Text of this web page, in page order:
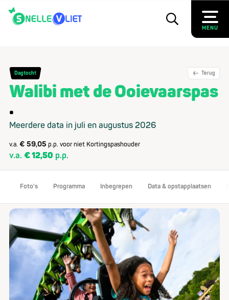
MENU
Terug
Dagtocht
Walibi met de Ooievaarspas
Meerdere data in juli en augustus 2026
v.a.€ 59,05 p.p. voor niet Kortingspashouder
v.a.€ 12,50 p.p.
Foto's Programma Inbegrepen Data & opstapplaatsen